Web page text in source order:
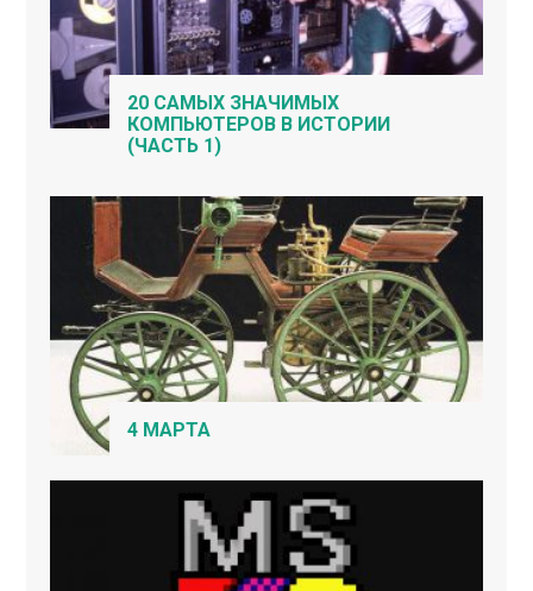
20 САМЫХ ЗНАЧИМЫХ
КОМПЬЮТЕРОВ В ИСТОРИИ
(ЧАСТЬ 1)
4 МАРТА